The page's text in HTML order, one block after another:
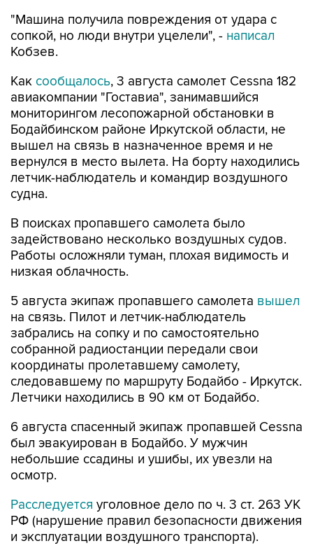
"Машина получила повреждения от удара с
сопкой, но люди внутри уцелели", - написал
Кобзев.
Как сообщалось, 3 августа самолет Cessna 182
авиакомпании "Гоставиа", занимавшийся
мониторингом лесопожарной обстановки в
Бодайбинском районе Иркутской области, не
вышел на связь в назначенное время и не
вернулся в место вылета. На борту находились
летчик-наблюдатель и командир воздушного
судна.
В поисках пропавшего самолета было
задействовано несколько воздушных судов.
Работы осложняли туман, плохая видимость и
низкая облачность.
5 августа экипаж пропавшего самолета вышел
на связь. Пилот и летчик-наблюдатель
забрались на сопку и по самостоятельно
собранной радиостанции передали свои
координаты пролетавшему самолету,
следовавшему по маршруту Бодайбо - Иркутск.
Летчики находились в 90 км от Бодайбо.
6 августа спасенный экипаж пропавшей Cessna
был эвакуирован в Бодайбо. У мужчин
небольшие ссадины и ушибы, их увезли на
осмотр.
Расследуется уголовное дело по ч. 3 ст. 263 УК
РФ (нарушение правил безопасности движения
и эксплуатации воздушного транспорта).